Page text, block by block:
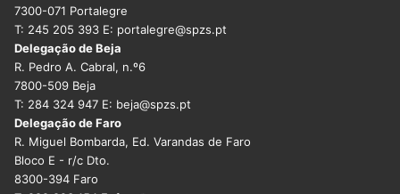
7300-071 Portalegre
T: 245 205 393 E: portalegre@spzs.pt
Delegação de Beja
R. Pedro A. Cabral, n.º6
7800-509 Beja
T: 284 324 947 E: beja@spzs.pt
Delegação de Faro
R. Miguel Bombarda, Ed. Varandas de Faro
Bloco E - r/c Dto.
8300-394 Faro